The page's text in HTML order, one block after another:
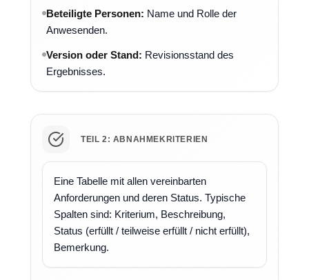
Beteiligte Personen: Name und Rolle der
Anwesenden.
Version oder Stand: Revisionsstand des
Ergebnisses.
TEIL 2: ABNAHMEKRITERIEN
Eine Tabelle mit allen vereinbarten
Anforderungen und deren Status. Typische
Spalten sind: Kriterium, Beschreibung,
Status (erfüllt / teilweise erfüllt / nicht erfüllt),
Bemerkung.